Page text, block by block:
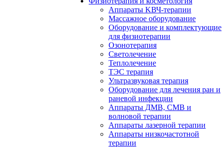
Аппараты KВЧ-терапии
Массажное оборудование
Оборудование и комплектующие
для физиотерапии
Озонотерапия
Светолечение
Теплолечение
ТЭС терапия
Ультразвуковая терапия
Оборудование для лечения ран и
раневой инфекции
Аппараты ДМВ, СМВ и
волновой терапии
Аппараты лазерной терапии
Аппараты низкочастотной
терапии